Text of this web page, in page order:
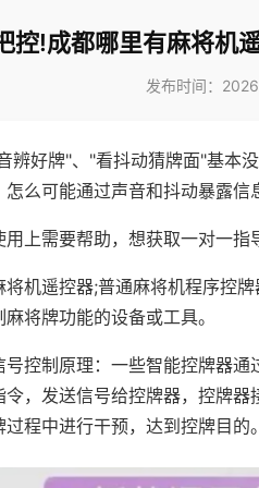
控!成都哪里有麻将机
发布时间：
辨好牌"、"看抖动猜牌面"基本
么可能通过声音和抖动暴露
用上需要帮助，想获取一对一
将机遥控器;普通麻将机程序控
将牌功能的设备或工具。
号控制原理：一些智能控牌器
，发送信号给控牌器，控牌
程中进行干预，达到控牌目的。